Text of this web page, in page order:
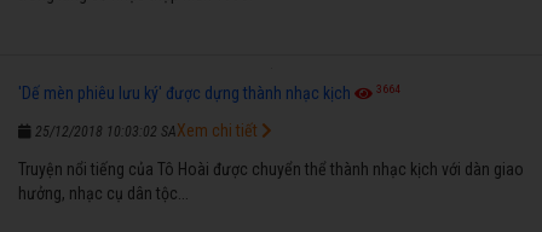
'Dế mèn phiêu lưu ký' được dựng thành nhạc kịch 3664
25/12/2018 10:03:02 SA
Truyện nổi tiếng của Tô Hoài được chuyển thể thành nhạc kịch với dàn giao
hưởng, nhạc cụ dân tộc...
Xem chi tiết